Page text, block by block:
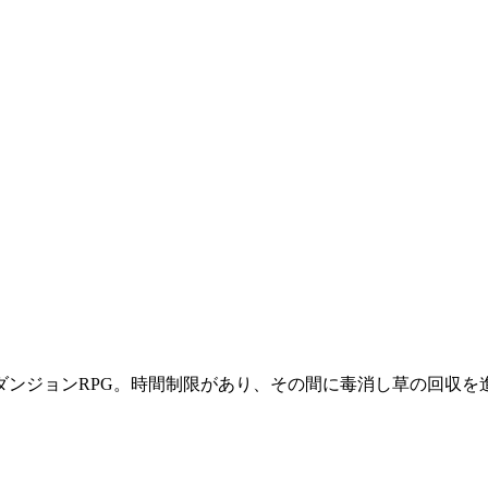
ジョンRPG。時間制限があり、その間に毒消し草の回収